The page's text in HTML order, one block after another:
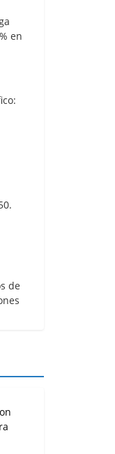
en
de